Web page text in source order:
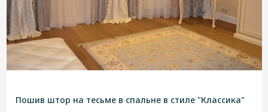
Пошив штор на тесьме в спальне в стиле "Классика"